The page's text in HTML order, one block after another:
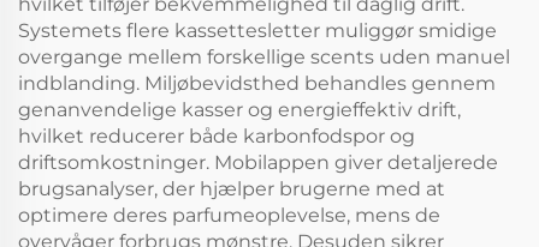
Systemets flere kassettesletter muliggør smidige
overgange mellem forskellige scents uden manuel
indblanding. Miljøbevidsthed behandles gennem
genanvendelige kasser og energieffektiv drift,
hvilket reducerer både karbonfodspor og
driftsomkostninger. Mobilappen giver detaljerede
brugsanalyser, der hjælper brugerne med at
optimere deres parfumeoplevelse, mens de
overvåger forbrugs mønstre. Desuden sikrer